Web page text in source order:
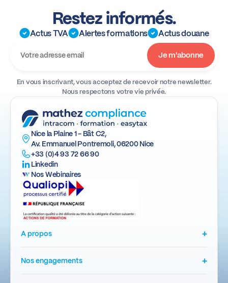
Restez informés.
Actus TVA Alertes formations Actus douane
En vous inscrivant, vous acceptez de recevoir notre newsletter.
Nous respectons votre vie privée.
Nice la Plaine 1 - Bât C2,
Av. Emmanuel Pontremoli, 06200 Nice
+33 (0)4 93 72 66 90
Linkedin
Nos Webinaires
A propos +
Nos engagements +